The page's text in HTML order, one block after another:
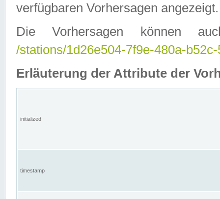
verfügbaren Vorhersagen angezeigt.
Die Vorhersagen können
/stations/1d26e504-7f9e-480a-
Erläuterung der Attribute der
initialized
timestamp